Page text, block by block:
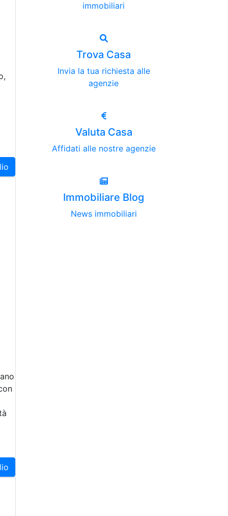
immobiliari
Trova Casa
Invia la tua richiesta alle
agenzie
Valuta Casa
Affidati alle nostre agenzie
Immobiliare Blog
News immobiliari